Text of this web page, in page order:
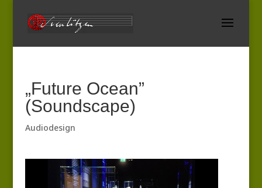
„Future Ocean”
(Soundscape)
Audiodesign